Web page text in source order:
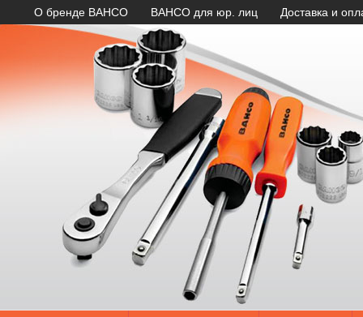
О бренде BAHCO BAHCO для юр. лиц Доставка и